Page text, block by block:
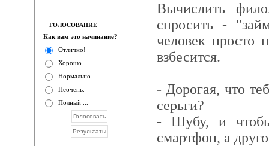
ГОЛОСОВАНИЕ
Как вам это начинание?
Отлично!
Хорошо.
Нормально.
Неочень.
Полный ...
Вычислить
спросить -
человек просто
взбесится.
- Дорогая, что
серьги?
- Шубу, и
смартфон, а